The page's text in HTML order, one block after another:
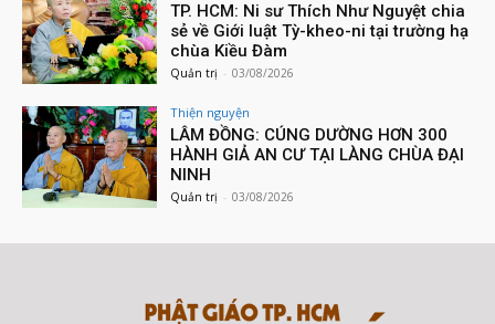
TP. HCM: Ni sư Thích Như Nguyệt chia
sẻ về Giới luật Tỳ-kheo-ni tại trường hạ
chùa Kiều Đàm
Quản trị - 03/08/2026
Thiện nguyện
LÂM ĐỒNG: CÚNG DƯỜNG HƠN 300
HÀNH GIẢ AN CƯ TẠI LÀNG CHÙA ĐẠI
NINH
Quản trị - 03/08/2026